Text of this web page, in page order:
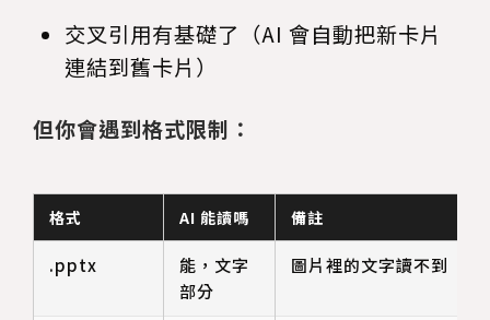
交叉引用有基礎了（AI 會自動把新卡片
連結到舊卡片）
但你會遇到格式限制：
格式 AI 能讀嗎 備註
.pptx
能，文字
部分
圖片裡的文字讀不到